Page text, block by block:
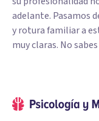
adelante. Pasamos
y rotura familiar a
muy claras. No